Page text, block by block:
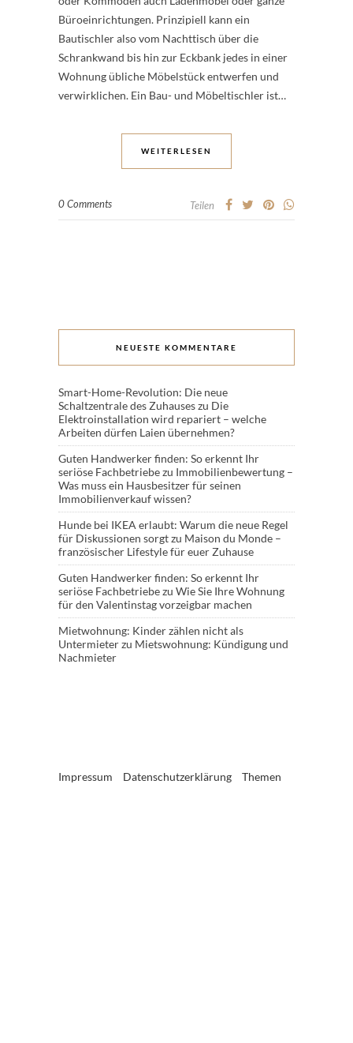
Büroeinrichtungen. Prinzipiell kann ein
Bautischler also vom Nachttisch über die
Schrankwand bis hin zur Eckbank jedes in einer
Wohnung übliche Möbelstück entwerfen und
verwirklichen. Ein Bau- und Möbeltischler ist…
WEITERLESEN
0 Comments Teilen
NEUESTE KOMMENTARE
Smart-Home-Revolution: Die neue
Schaltzentrale des Zuhauseszu Die
Elektroinstallation wird repariert – welche
Arbeiten dürfen Laien übernehmen?
Guten Handwerker finden: So erkennt Ihr
seriöse Fachbetriebezu Immobilienbewertung –
Was muss ein Hausbesitzer für seinen
Immobilienverkauf wissen?
Hunde bei IKEA erlaubt: Warum die neue Regel
für Diskussionen sorgtzu Maison du Monde –
französischer Lifestyle für euer Zuhause
Guten Handwerker finden: So erkennt Ihr
seriöse Fachbetriebezu Wie Sie Ihre Wohnung
für den Valentinstag vorzeigbar machen
Mietwohnung: Kinder zählen nicht als
Untermieterzu Mietswohnung: Kündigung und
Nachmieter
Impressum Datenschutzerklärung Themen